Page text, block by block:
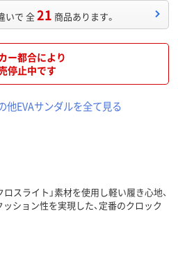
いで 全21 商品あります。
ー都合により
停止中です
他EVAサンダルを全て見る
スライト」素材を使用し軽い履き心地、
ション性を実現した、定番のクロック